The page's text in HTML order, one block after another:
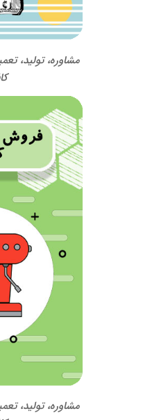
مشاوره، تولید،
مشاوره، تولید،